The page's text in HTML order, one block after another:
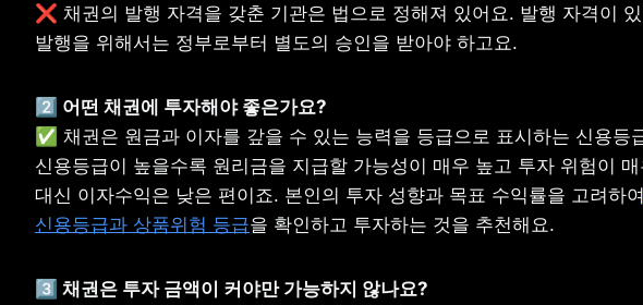
❌ 채권의 발행 자격을 갖춘 기관은 법으로 정해져 있어요. 발행 자격이
발행을 위해서는 정부로부터 별도의 승인을 받아야 하고요.
✅ 채권은 원금과 이자를 갚을 수 있는 능력을 등급으로 표시하는 신용등
신용등급이 높을수록 원리금을 지급할 가능성이 매우 높고 투자 위험이
대신 이자수익은 낮은 편이죠. 본인의 투자 성향과 목표 수익률을 고려하여
신용등급과 상품위험 등급을 확인하고 투자하는 것을 추천해요.